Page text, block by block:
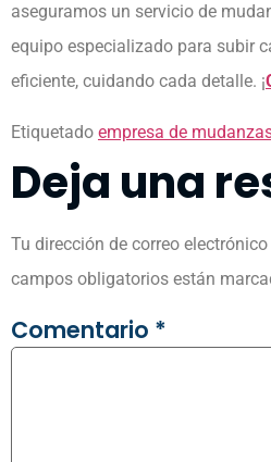
aseguramos un servicio de
equipo especializado para subir
eficiente, cuidando cada detalle. ¡
Etiquetado empresa de
Deja una
Tu dirección de correo
campos obligatorios están
Comentario *